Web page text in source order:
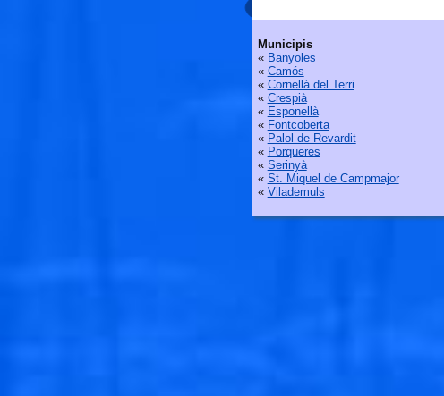
Municipis
« Banyoles
« Camós
« Cornellá del Terri
« Crespià
« Esponellà
« Fontcoberta
« Palol de Revardit
« Porqueres
« Serinyà
« St. Miquel de Campmajor
« Vilademuls